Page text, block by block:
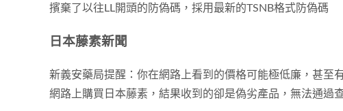
擯棄了以往LL開頭的防偽碼，採用最新的TSNB格式防偽碼
日本藤素新聞
新義安藥局提醒：你在網路上看到的價格可能極低廉，甚至
網路上購買日本藤素，結果收到的卻是偽劣產品，無法通過